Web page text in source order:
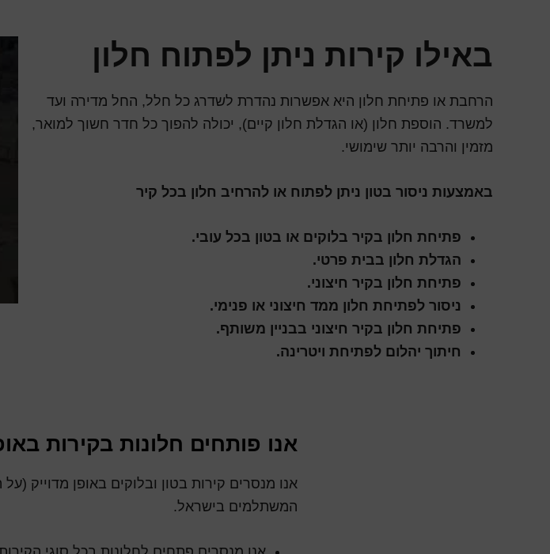
באילו קירות ניתן לפתוח חלון
הרחבת או פתיחת חלון היא אפשרות נהדרת לשדרג כל חלל, החל מדירה ועד
למשרד. הוספת חלון (או הגדלת חלון קיים), יכולה להפוך כל חדר חשוך למואר,
מזמין והרבה יותר שימושי.
באמצעות ניסור בטון ניתן לפתוח או להרחיב חלון בכל קיר
פתיחת חלון בקיר בלוקים או בטון בכל עובי.
הגדלת חלון בבית פרטי.
פתיחת חלון בקיר חיצוני.
ניסור לפתיחת חלון ממד חיצוני או פנימי.
פתיחת חלון בקיר חיצוני בבניין משותף.
חיתוך יהלום לפתיחת ויטרינה.
אנו פותחים חלונות בקירות
אנו מנסרים קירות בטון ובלוקים באופן מדוייק
המשתלמים בישראל.